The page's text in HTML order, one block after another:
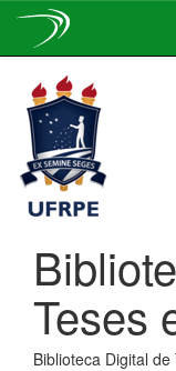
navigation
Teses
Biblioteca Digital